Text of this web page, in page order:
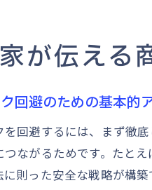
が伝える
回避のための基本的
を回避するには、まず徹
つながるためです。たと
則った安全な戦略が構